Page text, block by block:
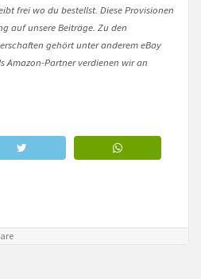
frei wo du bestellst. Diese Provisionen
auf unsere Beiträge. Zu den
gehört unter anderem eBay
Amazon-Partner verdienen wir an